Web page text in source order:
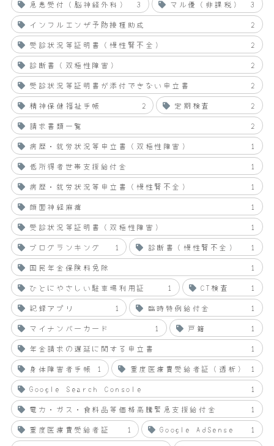
急患受付（脳神経外科） 3 マル優（非課税）
3
インフルエンザ予防接種助成
2
受診状況等証明書（慢性腎不全）
2
診断書（双極性障害）
2
受診状況等証明書が添付できない申立書
2
精神保健福祉手帳
2 定期検査
2
請求書類一覧
2
病歴・就労状況等申立書（双極性障害）
1
低所得者世帯支援給付金
1
病歴・就労状況等申立書（慢性腎不全）
1
顔面神経麻痺
1
受診状況等証明書（双極性障害）
1
ブログランキング
1 診断書（慢性腎不全）
1
国民年金保険料免除
1
ひとにやさしい駐車場利用証
1 CT検査
1
記録アプリ
1 臨時特例給付金
1
マイナンバーカード
1 戸籍
1
年金請求の遅延に関する申立書
1
身体障害者手帳
1 重度医療費受給者証（透析）
1
Google Search Console
1
電力・ガス・食料品等価格高騰緊急支援給付金
1
重度医療費受給者証
1 Google AdSense
1